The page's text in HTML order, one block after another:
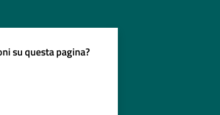
su questa pagina?